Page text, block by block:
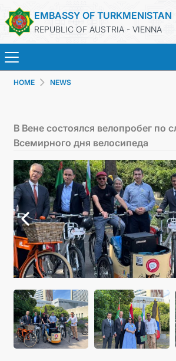
EMBASSY OF TURKMENISTAN
REPUBLIC OF AUSTRIA - VIENNA
TURKMENISTAN
CONSULAR SERVICES
MFA
PRESS RELEASES &
CONTACT US
HOME NEWS
В Вене состоялся велопробег по
Всемирного дня велосипеда